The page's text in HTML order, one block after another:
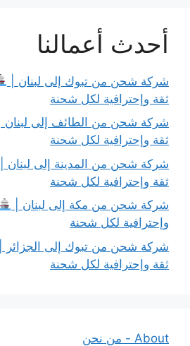
أحدث أعمالنا
شركة شحن من تبوك إلى لبنان |
ثقة وإحترافية لكل شحنة
شركة شحن من الطائف إلى لبنان |
ثقة وإحترافية لكل شحنة
شركة شحن من المدينة إلى لبنان |
ثقة وإحترافية لكل شحنة
شركة شحن من مكة إلى لبنان |
وإحترافية لكل شحنة
شركة شحن من تبوك إلى الجزائر |
ثقة وإحترافية لكل شحنة
About - من نحن